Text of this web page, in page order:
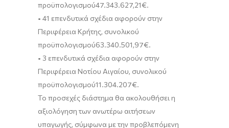
προϋπολογισμού47.343.627,21€.
• 41 επενδυτικά σχέδια αφορούν στην
Περιφέρεια Κρήτης, συνολικού
προϋπολογισμού63.340.501,97€.
• 3 επενδυτικά σχέδια αφορούν στην
Περιφέρεια Νοτίου Αιγαίου, συνολικού
προϋπολογισμού11.304.207€.
Το προσεχές διάστημα θα ακολουθήσει η
αξιολόγηση των ανωτέρω αιτήσεων
υπαγωγής, σύμφωνα με την προβλεπόμενη